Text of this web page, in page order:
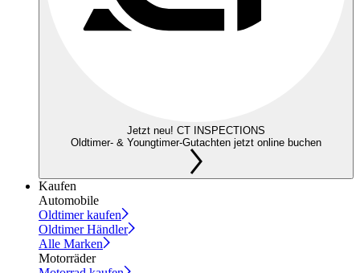
Jetzt neu! CT INSPECTIONS
Oldtimer- & Youngtimer-Gutachten jetzt online buchen
Kaufen
Automobile
Oldtimer kaufen
Oldtimer Händler
Alle Marken
Motorräder